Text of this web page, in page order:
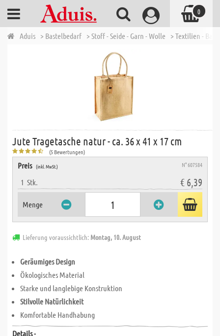
Aduis > Bastelbedarf > Stoff - Seide - Garn - Wolle > Textilien -
Jute Tragetasche natur - ca. 36 x 41 x 17 cm
(5 Bewertungen)
Preis (inkl. MwSt.) N° 607584
1 Stk. € 6,39
Menge
Lieferung voraussichtlich: Montag, 10. August
Geräumiges Design
Ökologisches Material
Starke und langlebige Konstruktion
Stilvolle Natürlichkeit
Komfortable Handhabung
Details -
0